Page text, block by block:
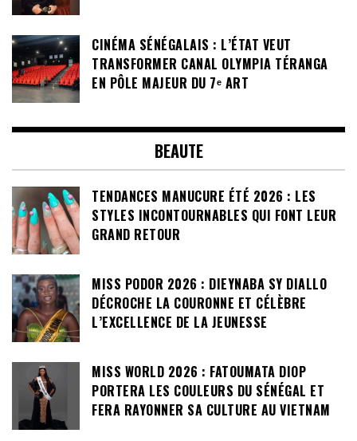
CINÉMA SÉNÉGALAIS : L’ÉTAT VEUT
TRANSFORMER CANAL OLYMPIA TÉRANGA
EN PÔLE MAJEUR DU 7ᵉ ART
BEAUTE
TENDANCES MANUCURE ÉTÉ 2026 : LES
STYLES INCONTOURNABLES QUI FONT LEUR
GRAND RETOUR
MISS PODOR 2026 : DIEYNABA SY DIALLO
DÉCROCHE LA COURONNE ET CÉLÈBRE
L’EXCELLENCE DE LA JEUNESSE
MISS WORLD 2026 : FATOUMATA DIOP
PORTERA LES COULEURS DU SÉNÉGAL ET
FERA RAYONNER SA CULTURE AU VIETNAM